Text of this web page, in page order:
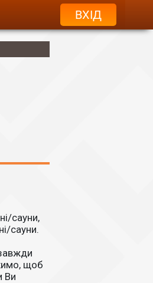
ВХІД
сауни,
сауни.
щоб
Ви